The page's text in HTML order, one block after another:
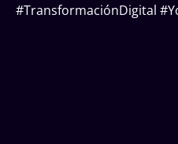
#TransformaciónDigital